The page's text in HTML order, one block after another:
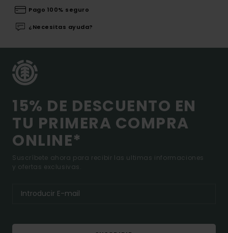
Pago 100% seguro
¿Necesitas ayuda?
15% DE DESCUENTO EN
TU PRIMERA COMPRA
ONLINE*
Suscríbete ahora para recibir las ultimas informaciones
y ofertas exclusivas.